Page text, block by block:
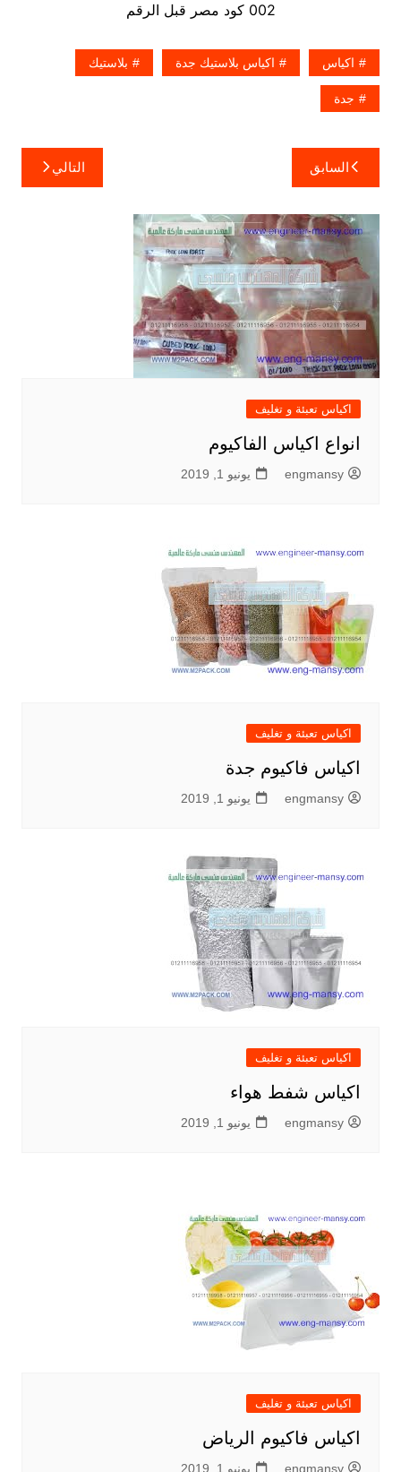
002 كود مصر قبل الرقم
اكياس اكياس بلاستيك جدة بلاستيك
جدة
تصفّح
المقالات
السابق التالي
اكياس تعبئة و تغليف
انواع اكياس الفاكيوم
engmansy يونيو 1, 2019
اكياس تعبئة و تغليف
اكياس فاكيوم جدة
engmansy يونيو 1, 2019
اكياس تعبئة و تغليف
اكياس شفط هواء
engmansy يونيو 1, 2019
اكياس تعبئة و تغليف
اكياس فاكيوم الرياض
engmansy يونيو 1, 2019